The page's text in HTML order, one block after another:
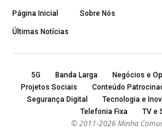
Página Inicial
Últimas Notícias
Sobre Nós
5G Banda Larga Negócios e
Projetos Sociais
Conteúdo
Segurança Digital
Tecnologia e
Telefonia Fixa
TV e
© 2011-2026 Minha